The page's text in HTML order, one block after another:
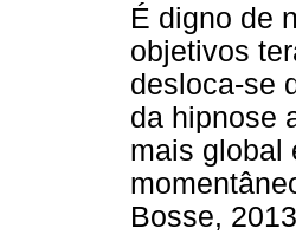
É digno de
objetivos
desloca-se
da hipnose
mais global
Bosse,